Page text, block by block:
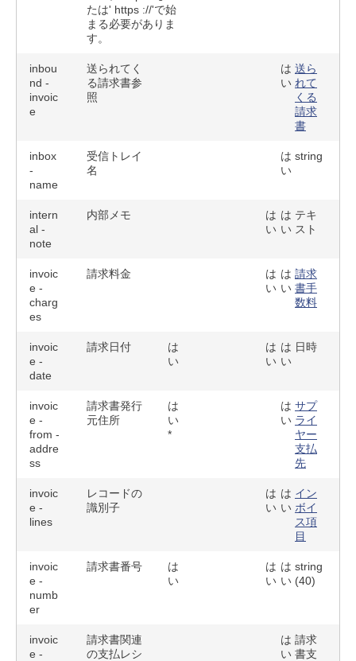
たは' https ://'で始
まる必要がありま
す。
inbou
nd -
invoic
e
送られてく
る請求書参
照
は
い
送ら
れて
くる
請求
書
inbox
-
name
受信トレイ
名
は
い
string
intern
al -
note
内部メモ
は
い
は
い
テキ
スト
invoic
e -
charg
es
請求料金
は
い
は
い
請求
書手
数料
invoic
e -
date
請求日付
は
い
は
い
は
い
日時
invoic
e -
from -
addre
ss
請求書発行
元住所
は
い
*
は
い
サプ
ライ
ヤー
支払
先
invoic
e -
lines
レコードの
識別子
は
い
は
い
イン
ボイ
ス項
目
invoic
e -
numb
er
請求書番号
は
い
は
い
は
い
string
(40)
invoic
e -
請求書関連
の支払レシ
は
い
請求
書支